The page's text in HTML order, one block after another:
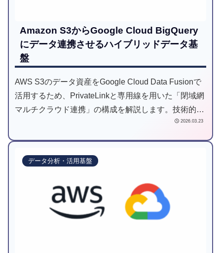
Amazon S3からGoogle Cloud BigQuery
にデータ連携させるハイブリッドデータ基
盤
AWS S3のデータ資産をGoogle Cloud Data Fusionで
活用するため、PrivateLinkと専用線を用いた「閉域網
マルチクラウド連携」の構成を解説します。技術的な
仕様の制約を回避し、運用負荷を最小限に抑えつつ
2026.03.23
データ分析・活用基盤